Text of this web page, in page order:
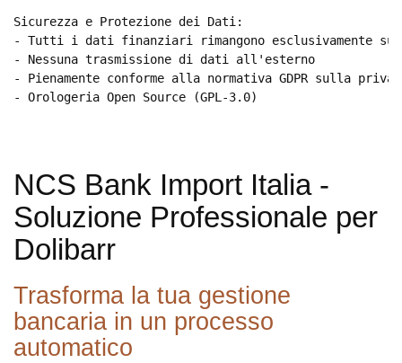
Sicurezza e Protezione dei Dati:
- Tutti i dati finanziari rimangono esclusivamente
- Nessuna trasmissione di dati all'esterno
- Pienamente conforme alla normativa GDPR sulla
- Orologeria Open Source (GPL-3.0)
NCS Bank Import Italia -
Soluzione Professionale per
Dolibarr
Trasforma la tua gestione
bancaria in un processo
automatico